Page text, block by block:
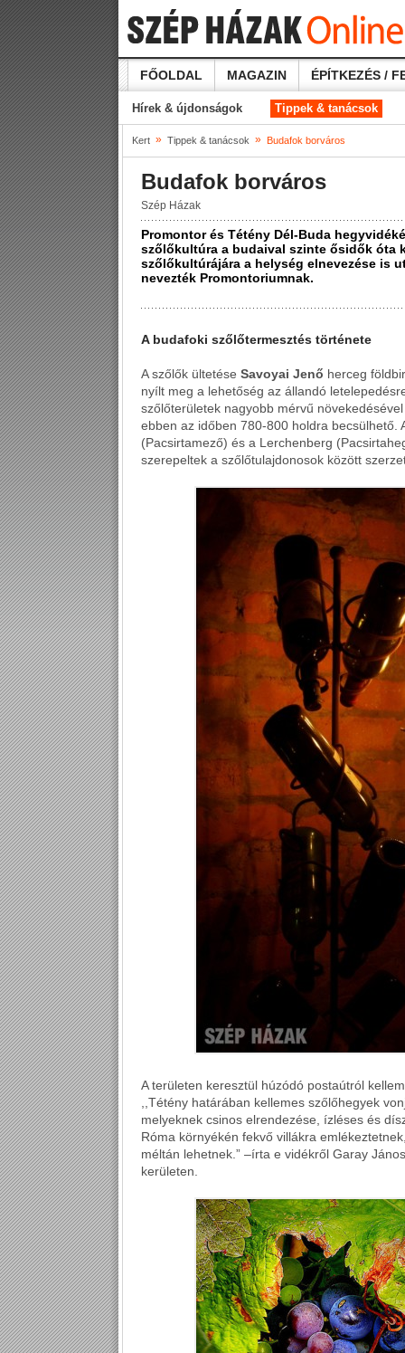
FŐOLDAL MAGAZIN ÉPÍTKEZÉS /
Hírek & újdonságok Tippek & tanácsok
Kert » Tippek & tanácsok » Budafok borváros
Budafok borváros
Szép Házak
Promontor és Tétény Dél-Buda
szőlőkultúra a budaival szinte ősidők óta
szőlőkultúrájára a helység elnevezése is
nevezték Promontoriumnak.
A budafoki szőlőtermesztés története
A szőlők ültetése Savoyai Jenő herceg
nyílt meg a lehetőség az állandó
szőlőterületek nagyobb mérvű
ebben az időben 780-800 holdra becsülhető.
(Pacsirtamező) és a Lerchenberg
szerepeltek a szőlőtulajdonosok között
A területen keresztül húzódó postaútról
,,Tétény határában kellemes szőlőhegyek
melyeknek csinos elrendezése, ízléses és
Róma környékén fekvő villákra
méltán lehetnek.” –írta e vidékről Garay
kerületen.